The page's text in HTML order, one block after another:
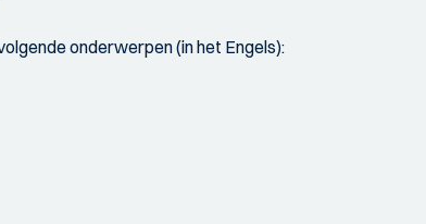
onderwerpen (in het Engels):